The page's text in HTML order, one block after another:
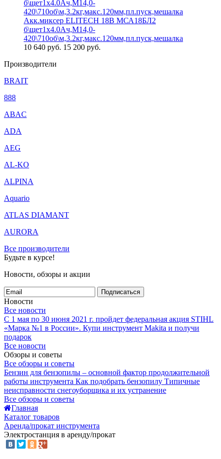
Акк.миксер ELITECH 18В МСА18БЛ2
б\щет1х4.0Ач,М14,0-
420\710об\м,3.2кг,макс.120мм,пл.пуск,мешалка
10 640 руб. 15 200 руб.
Производители
BRAIT
888
ABAC
ADA
AEG
AL-KO
ALPINA
Aquario
ATLAS DIAMANT
AURORA
Все производители
Будьте в курсе!
Новости, обзоры и акции
Подписаться
Новости
Все новости
С 1 мая по 30 июня 2021 г. пройдет федеральная акция STIHL
«Марка №1 в России». Купи инструмент Makita и получи
подарок
Все новости
Обзоры и советы
Все обзоры и советы
Бензин для бензопилы – основной фактор продолжительной
работы инструмента Как подобрать бензопилу Типичные
неисправности снегоуборщика и их устранение
Все обзоры и советы
Главная
Каталог товаров
Аренда/прокат инструмента
Электростанция в аренду/прокат